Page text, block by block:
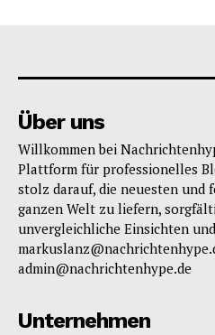
Über uns
Willkommen bei
Plattform für professionelles
stolz darauf, die neuesten und
ganzen Welt zu liefern,
unvergleichliche Einsichten
admin@nachrichtenhype.de
Unternehmen